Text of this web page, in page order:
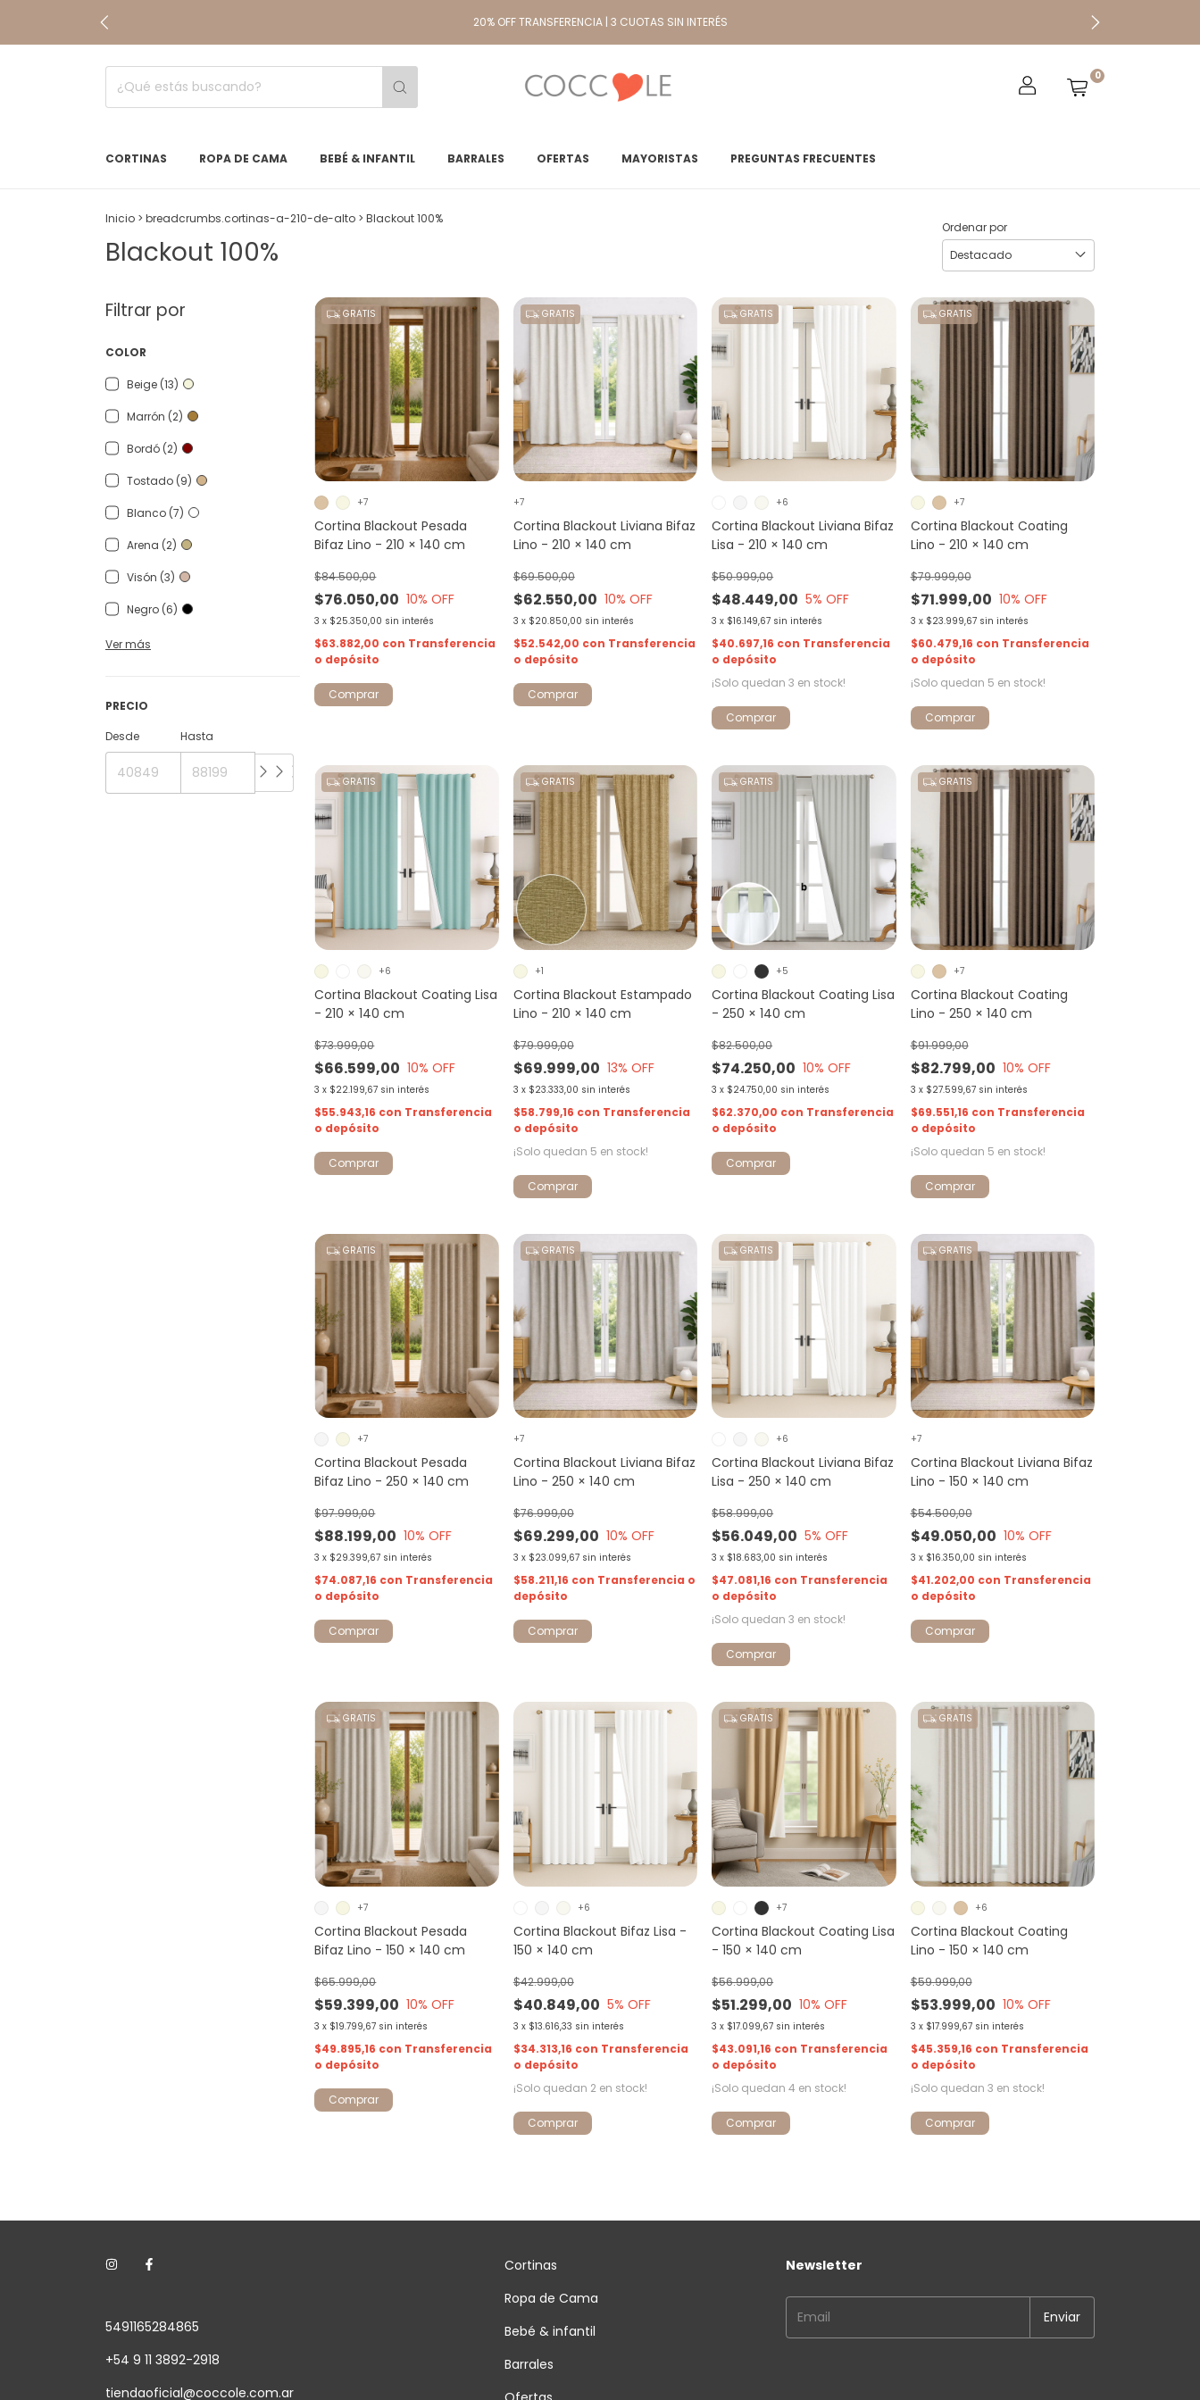
20% OFF TRANSFERENCIA | 3 CUOTAS SIN INTERÉS
0
CORTINAS ROPA DE CAMA BEBÉ & INFANTIL BARRALES OFERTAS MAYORISTAS PREGUNTAS FRECUENTES
Inicio > breadcrumbs.cortinas-a-210-de-alto > Blackout 100%
Blackout 100%
Ordenar por
Filtrar por
COLOR
Beige (13)
Marrón (2)
Bordó (2)
Tostado (9)
Blanco (7)
Arena (2)
Visón (3)
Negro (6)
Ver más
PRECIO
Desde
Hasta
GRATIS
Cortina Blackout Pesada
Bifaz Lino - 210 × 140 cm
$76.050,00
$84.500,00
10% OFF
3 x $25.350,00 sin interés
$63.882,00 con Transferencia
o depósito
+7
Comprar
GRATIS
Cortina Blackout Liviana Bifaz
Lino - 210 × 140 cm
$62.550,00
$69.500,00
10% OFF
3 x $20.850,00 sin interés
$52.542,00 con Transferencia
o depósito
+7
Comprar
GRATIS
Cortina Blackout Liviana Bifaz
Lisa - 210 × 140 cm
$48.449,00
$50.999,00
5% OFF
3 x $16.149,67 sin interés
$40.697,16 con Transferencia
o depósito
¡Solo quedan3 en stock!
+6
Comprar
GRATIS
Cortina Blackout Coating
Lino - 210 × 140 cm
$71.999,00
$79.999,00
10% OFF
3 x $23.999,67 sin interés
$60.479,16 con Transferencia
o depósito
¡Solo quedan 5 en stock!
+7
Comprar
GRATIS
Cortina Blackout Coating Lisa
- 210 × 140 cm
$66.599,00
$73.999,00
10% OFF
3 x $22.199,67 sin interés
$55.943,16 con Transferencia
o depósito
+6
Comprar
GRATIS
Cortina Blackout Estampado
Lino - 210 × 140 cm
$69.999,00
$79.999,00
13% OFF
3 x $23.333,00 sin interés
$58.799,16 con Transferencia
o depósito
¡Solo quedan 5 en stock!
+1
Comprar
GRATIS
Cortina Blackout Coating Lisa
- 250 × 140 cm
$74.250,00
$82.500,00
10% OFF
3 x $24.750,00 sin interés
$62.370,00 con Transferencia
o depósito
+5
Comprar
GRATIS
Cortina Blackout Coating
Lino - 250 × 140 cm
$82.799,00
$91.999,00
10% OFF
3 x $27.599,67 sin interés
$69.551,16 con Transferencia
o depósito
¡Solo quedan 5 en stock!
+7
Comprar
GRATIS
Cortina Blackout Pesada
Bifaz Lino - 250 × 140 cm
$88.199,00
$97.999,00
10% OFF
3 x $29.399,67 sin interés
$74.087,16 con Transferencia
o depósito
+7
Comprar
GRATIS
Cortina Blackout Liviana Bifaz
Lino - 250 × 140 cm
$69.299,00
$76.999,00
10% OFF
3 x $23.099,67 sin interés
$58.211,16 con Transferencia o
depósito
+7
Comprar
GRATIS
Cortina Blackout Liviana Bifaz
Lisa - 250 × 140 cm
$56.049,00
$58.999,00
5% OFF
3 x $18.683,00 sin interés
$47.081,16 con Transferencia
o depósito
¡Solo quedan3 en stock!
+6
Comprar
GRATIS
Cortina Blackout Liviana Bifaz
Lino - 150 × 140 cm
$49.050,00
$54.500,00
10% OFF
3 x $16.350,00 sin interés
$41.202,00 con Transferencia
o depósito
+7
Comprar
GRATIS
Cortina Blackout Pesada
Bifaz Lino - 150 × 140 cm
$59.399,00
$65.999,00
10% OFF
3 x $19.799,67 sin interés
$49.895,16 con Transferencia
o depósito
+7
Comprar
Cortina Blackout Bifaz Lisa -
150 × 140 cm
$40.849,00
$42.999,00
5% OFF
3 x $13.616,33 sin interés
$34.313,16 con Transferencia
o depósito
¡Solo quedan 2 en stock!
+6
Comprar
GRATIS
Cortina Blackout Coating Lisa
- 150 × 140 cm
$51.299,00
$56.999,00
10% OFF
3 x $17.099,67 sin interés
$43.091,16 con Transferencia
o depósito
¡Solo quedan4 en stock!
+7
Comprar
GRATIS
Cortina Blackout Coating
Lino - 150 × 140 cm
$53.999,00
$59.999,00
10% OFF
3 x $17.999,67 sin interés
$45.359,16 con Transferencia
o depósito
¡Solo quedan 3 en stock!
+6
Comprar
5491165284865
+54 9 11 3892-2918
tiendaoficial@coccole.com.ar
Cortinas
Ropa de Cama
Bebé & infantil
Barrales
Newsletter